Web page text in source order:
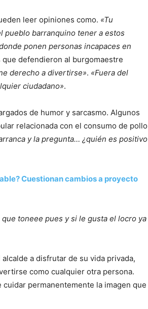
leer opiniones como. «Tu
pueblo barranquino tener a estos
ponen personas incapaces en
defendieron al burgomaestre
derecho a divertirse». «Fuera del
ciudadano».
de humor y sarcasmo. Algunos
relacionada con el consumo de pollo
y la pregunta… ¿quién es positivo
Cuestionan cambios a proyecto
que toneee pues y si le gusta el locro ya
a disfrutar de su vida privada,
como cualquier otra persona.
permanentemente la imagen que